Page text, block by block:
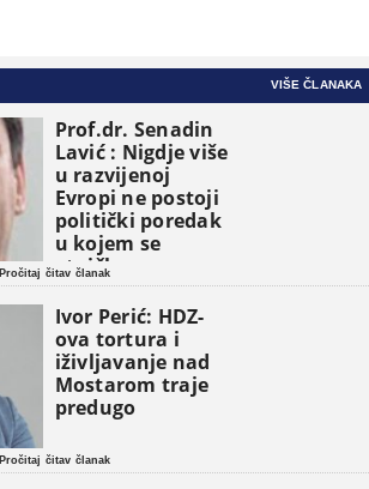
VIŠE ČLANAKA
Prof.dr. Senadin
Lavić : Nigdje više
u razvijenoj
Evropi ne postoji
politički poredak
u kojem se
etničke grupe
pojavljuju kao
osnovne
političke jedinice
Pročitaj čitav članak
Ivor Perić: HDZ-
ova tortura i
iživljavanje nad
Mostarom traje
predugo
Pročitaj čitav članak